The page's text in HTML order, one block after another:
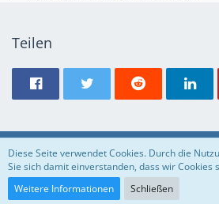
Teilen
Regeln Datenschutzerklärung
Community-Software:
Diese Seite verwendet Cookies. Durch die
Sie sich damit einverstanden, dass wir Cookies
Weitere Informationen
Schließen